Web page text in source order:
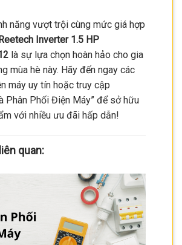
năng vượt trội cùng mức giá hợp
Inverter 1.5 HP
là sự lựa chọn hoàn hảo cho gia
mùa hè này. Hãy đến ngay các
máy uy tín hoặc truy cập
Phân Phối Điện Máy” để sở hữu
với nhiều ưu đãi hấp dẫn!
quan: